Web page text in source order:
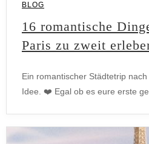
BLOG
16 romantische
Paris zu zweit
Ein romantischer Städtetrip
Idee. ❤️ Egal ob es eure erste